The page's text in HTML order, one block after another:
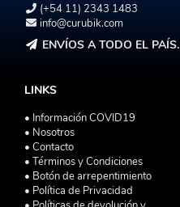
(+54 11) 2343 1483
info@curubik.com
ENVÍOS A TODO EL PAÍS.
LINKS
• Información COVID19
• Nosotros
• Contacto
• Términos y Condiciones
• Botón de arrepentimiento
• Política de Privacidad